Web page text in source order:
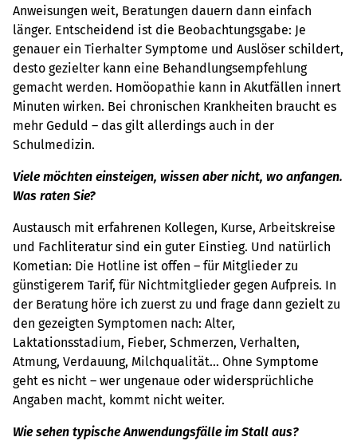
Anweisungen weit, Beratungen dauern dann einfach
länger. Entscheidend ist die Beobachtungsgabe: Je
genauer ein Tierhalter Symptome und Auslöser schildert,
desto gezielter kann eine Behandlungsempfehlung
gemacht werden. Homöopathie kann in Akutfällen innert
Minuten wirken. Bei chronischen Krankheiten braucht es
mehr Geduld – das gilt allerdings auch in der
Schulmedizin.
Viele möchten einsteigen, wissen aber nicht, wo anfangen.
Was raten Sie?
Austausch mit erfahrenen Kollegen, Kurse, Arbeitskreise
und Fachliteratur sind ein guter Einstieg. Und natürlich
Kometian: Die Hotline ist offen – für Mitglieder zu
günstigerem Tarif, für Nichtmitglieder gegen Aufpreis. In
der Beratung höre ich zuerst zu und frage dann gezielt zu
den gezeigten Symptomen nach: Alter,
Laktationsstadium, Fieber, Schmerzen, Verhalten,
Atmung, Verdauung, Milchqualität… Ohne Symptome
geht es nicht – wer ungenaue oder widersprüchliche
Angaben macht, kommt nicht weiter.
Wie sehen typische Anwendungsfälle im Stall aus?